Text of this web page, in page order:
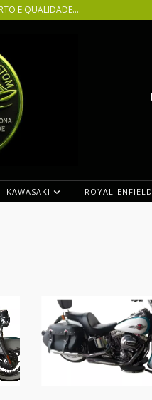
E QUALIDADE....
KAWASAKI ROYAL-ENFIELD